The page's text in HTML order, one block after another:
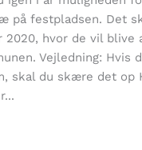
på festpladsen. Det
2020, hvor de vil blive
Vejledning:
skal du skære det op